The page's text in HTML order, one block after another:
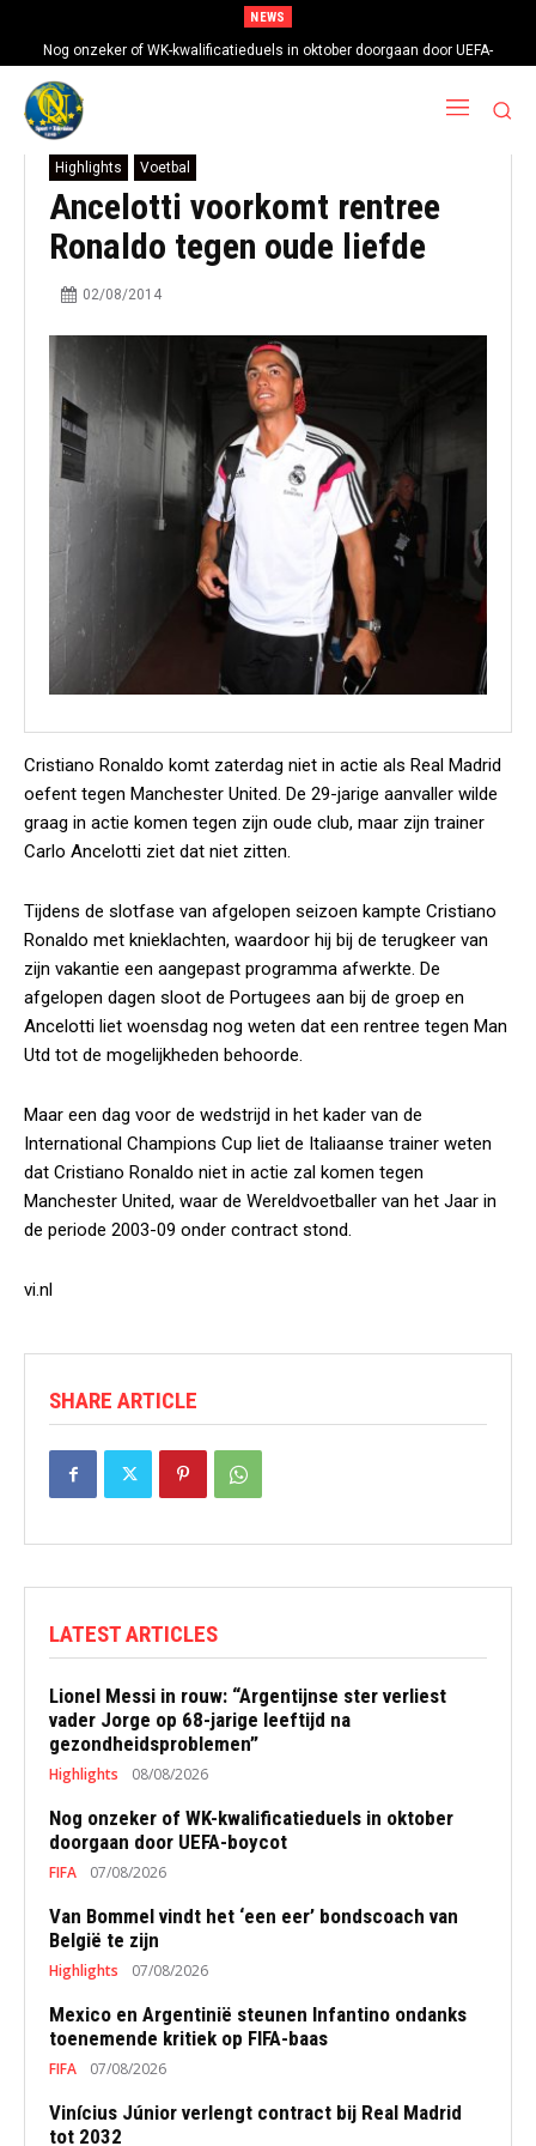
NEWS
Nog onzeker of WK-kwalificatieduels in oktober doorgaan door UEFA-
boycot
Highlights Voetbal
Ancelotti voorkomt rentree
Ronaldo tegen oude liefde
02/08/2014
Cristiano Ronaldo komt zaterdag niet in actie als Real Madrid
oefent tegen Manchester United. De 29-jarige aanvaller wilde
graag in actie komen tegen zijn oude club, maar zijn trainer
Carlo Ancelotti ziet dat niet zitten.
Tijdens de slotfase van afgelopen seizoen kampte Cristiano
Ronaldo met knieklachten, waardoor hij bij de terugkeer van
zijn vakantie een aangepast programma afwerkte. De
afgelopen dagen sloot de Portugees aan bij de groep en
Ancelotti liet woensdag nog weten dat een rentree tegen Man
Utd tot de mogelijkheden behoorde.
Maar een dag voor de wedstrijd in het kader van de
International Champions Cup liet de Italiaanse trainer weten
dat Cristiano Ronaldo niet in actie zal komen tegen
Manchester United, waar de Wereldvoetballer van het Jaar in
de periode 2003-09 onder contract stond.
vi.nl
SHARE ARTICLE
LATEST ARTICLES
Lionel Messi in rouw: “Argentijnse ster verliest
vader Jorge op 68-jarige leeftijd na
gezondheidsproblemen”
Highlights 08/08/2026
Nog onzeker of WK-kwalificatieduels in oktober
doorgaan door UEFA-boycot
FIFA 07/08/2026
Van Bommel vindt het ‘een eer’ bondscoach van
België te zijn
Highlights 07/08/2026
Mexico en Argentinië steunen Infantino ondanks
toenemende kritiek op FIFA-baas
FIFA 07/08/2026
Vinícius Júnior verlengt contract bij Real Madrid
tot 2032